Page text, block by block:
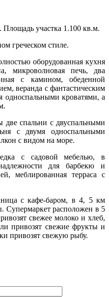
участка 1.100 кв.м.
греческом стиле.
оборудованная кухня
микроволновая печь, два
с камином, обеденной
веранда с фантастическим
односпальными кроватями, а
две спальни с двуспальными
с двумя односпальными
с видом на море.
с садовой мебелью, в
для барбекю и
меблированная терраса с
с кафе-баром, в 4, 5 км
Супермаркет расположен в 5
свежее молоко и хлеб,
привозят свежие фрукты и
привозят свежую рыбу.